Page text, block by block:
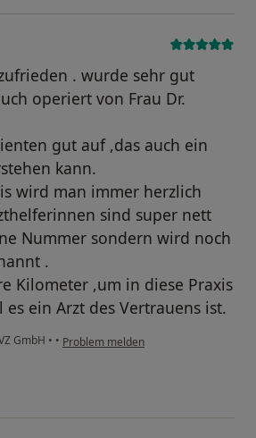
. wurde sehr gut
operiert von Frau Dr.
gut auf ,das auch ein
kann.
wird man immer herzlich
sind super nett
Nummer sondern wird noch
.
Kilometer ,um in diese Praxis
ein Arzt des Vertrauens ist.
GmbH • • Problem melden